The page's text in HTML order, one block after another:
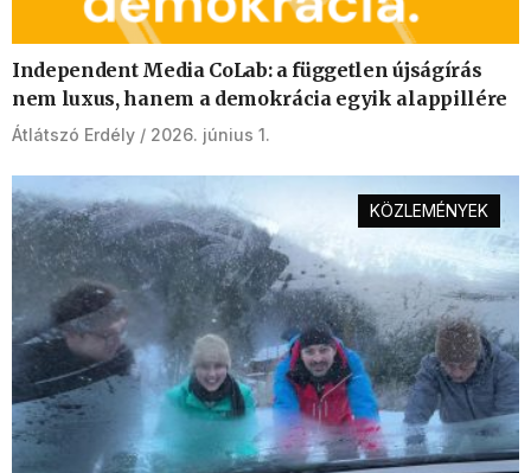
Independent Media CoLab: a független újságírás
nem luxus, hanem a demokrácia egyik alappillére
Átlátszó Erdély 2026. június 1.
KÖZLEMÉNYEK